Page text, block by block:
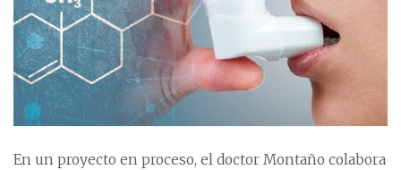
En un proyecto en proceso, el doctor Montaño colabora